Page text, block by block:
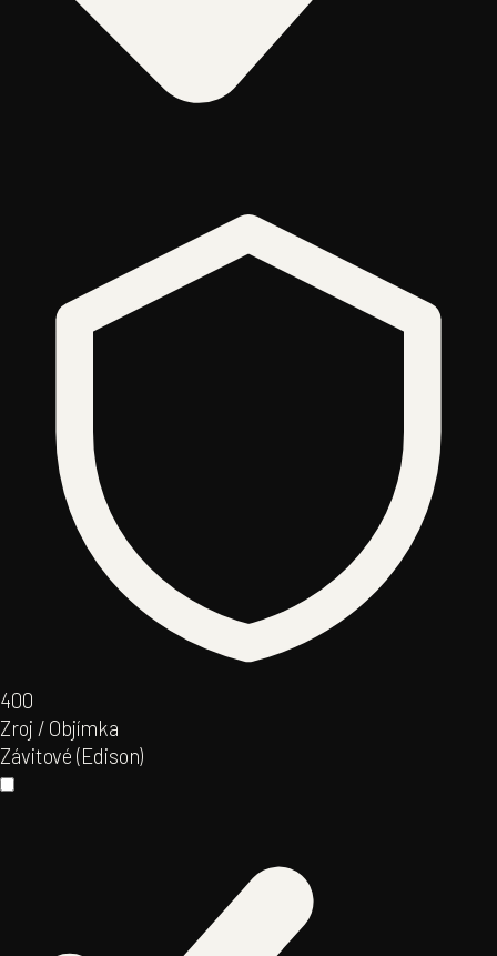
400
Zroj / Objímka
Závitové (Edison)